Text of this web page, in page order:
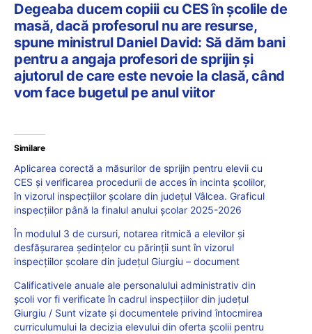
Degeaba ducem copiii cu CES în școlile de
masă, dacă profesorul nu are resurse,
spune ministrul Daniel David: Să dăm bani
pentru a angaja profesori de sprijin și
ajutorul de care este nevoie la clasă, când
vom face bugetul pe anul viitor
Similare
Aplicarea corectă a măsurilor de sprijin pentru elevii cu
CES și verificarea procedurii de acces în incinta școlilor,
în vizorul inspecțiilor școlare din județul Vâlcea. Graficul
inspecțiilor până la finalul anului școlar 2025-2026
În modulul 3 de cursuri, notarea ritmică a elevilor și
desfășurarea ședințelor cu părinții sunt în vizorul
inspecțiilor școlare din județul Giurgiu – document
Calificativele anuale ale personalului administrativ din
școli vor fi verificate în cadrul inspecțiilor din județul
Giurgiu / Sunt vizate și documentele privind întocmirea
curriculumului la decizia elevului din oferta școlii pentru